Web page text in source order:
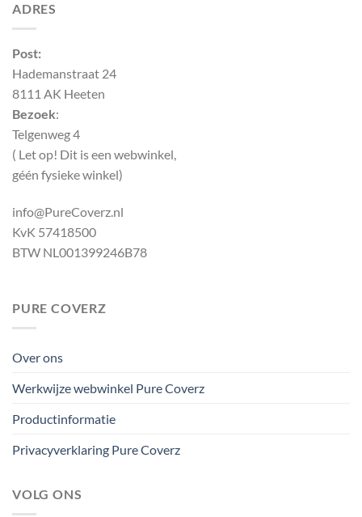
ADRES
Post:
Hademanstraat 24
8111 AK Heeten
Bezoek:
Telgenweg 4
( Let op! Dit is een webwinkel,
géén fysieke winkel)
info@PureCoverz.nl
KvK 57418500
BTW NL001399246B78
PURE COVERZ
Over ons
Werkwijze webwinkel Pure Coverz
Productinformatie
Privacyverklaring Pure Coverz
VOLG ONS